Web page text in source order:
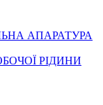
АПАРАТУРА
РІДИНИ